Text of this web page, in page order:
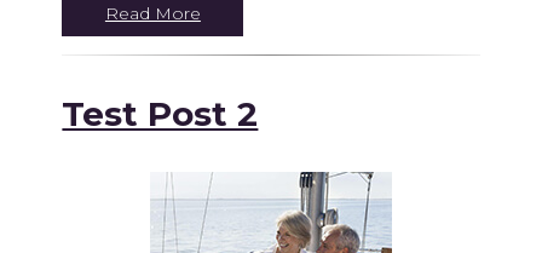
Read More
Test Post 2